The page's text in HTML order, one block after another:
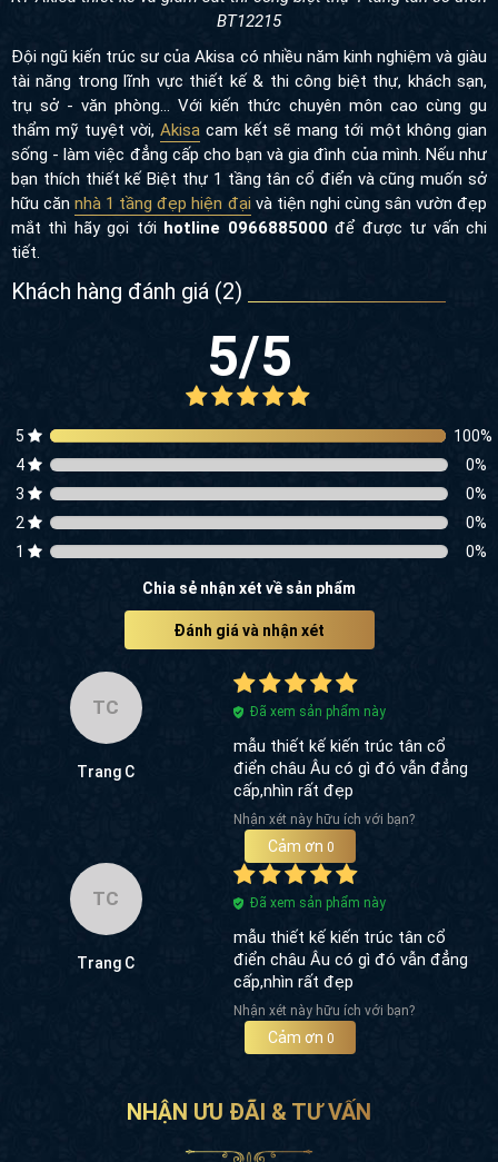
BT12215
Đội ngũ kiến trúc sư của Akisa có nhiều năm kinh nghiệm và giàu
tài năng trong lĩnh vực thiết kế & thi công biệt thự, khách sạn,
trụ sở - văn phòng... Với kiến thức chuyên môn cao cùng gu
thẩm mỹ tuyệt vời, Akisa cam kết sẽ mang tới một không gian
sống - làm việc đẳng cấp cho bạn và gia đình của mình. Nếu như
bạn thích thiết kế Biệt thự 1 tầng tân cổ điển và cũng muốn sở
hữu cănnhà 1 tầng đẹp hiện đại và tiện nghi cùng sân vườn đẹp
mắt thì hãy gọi tới hotline 0966885000để được tư vấn chi
tiết.
Khách hàng đánh giá (2)
5/5
5 100%
4
0%
3
0%
2
0%
1
0%
Chia sẻ nhận xét về sản phẩm
Đánh giá và nhận xét
TC
Trang C
Đã xem sản phẩm này
mẫu thiết kế kiến trúc tân cổ
điển châu Âu có gì đó vẫn đẳng
cấp,nhìn rất đẹp
Nhận xét này hữu ích với bạn?
Cảm ơn 0
TC
Trang C
Đã xem sản phẩm này
mẫu thiết kế kiến trúc tân cổ
điển châu Âu có gì đó vẫn đẳng
cấp,nhìn rất đẹp
Nhận xét này hữu ích với bạn?
Cảm ơn 0
NHẬN ƯU ĐÃI & TƯ VẤN